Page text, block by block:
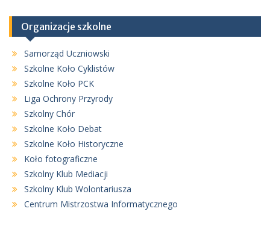
Organizacje szkolne
Samorząd Uczniowski
Szkolne Koło Cyklistów
Szkolne Koło PCK
Liga Ochrony Przyrody
Szkolny Chór
Szkolne Koło Debat
Szkolne Koło Historyczne
Koło fotograficzne
Szkolny Klub Mediacji
Szkolny Klub Wolontariusza
Centrum Mistrzostwa Informatycznego